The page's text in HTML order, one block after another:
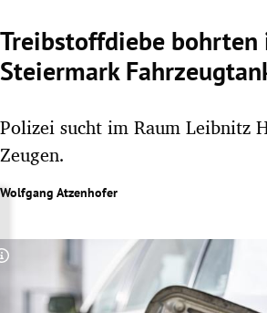
Untermenü
Untermenü
Treibstoffdiebe bohrten
Steiermark
Polizei sucht im Raum Leibnitz
Zeugen.
Wolfgang Atzenhofer
Copyright-Hinweis öffnen/schließen